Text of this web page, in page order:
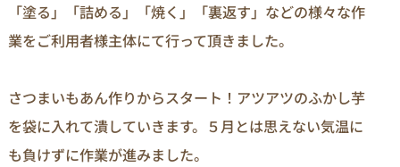
「塗る」「詰める」「焼く」「裏返す」などの様々な作
業をご利用者様主体にて行って頂きました。
さつまいもあん作りからスタート！アツアツのふかし芋
を袋に入れて潰していきます。５月とは思えない気温に
も負けずに作業が進みました。